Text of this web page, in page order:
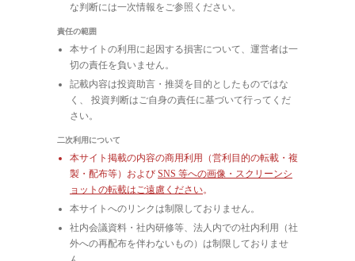
な判断には一次情報をご参照ください。
責任の範囲
本サイトの利用に起因する損害について、運営者は一
切の責任を負いません。
記載内容は投資助言・推奨を目的としたものではな
く、 投資判断はご自身の責任に基づいて行ってくだ
さい。
二次利用について
本サイト掲載の内容の商用利用（営利目的の転載・複
製・配布等）および SNS 等への画像・スクリーンシ
ョットの転載はご遠慮ください。
本サイトへのリンクは制限しておりません。
社内会議資料・社内研修等、法人内での社内利用（社
外への再配布を伴わないもの）は制限しておりませ